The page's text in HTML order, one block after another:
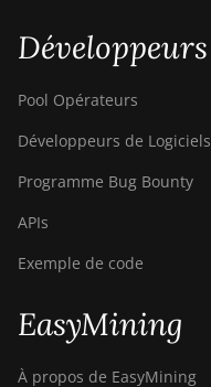
BITMAIN
XP+ Hyd
AntMiner S19j
BITMAIN
BITMAIN
AntMiner S19j
Développeurs
Pool Opérateurs
Développeurs de Logiciels
Programme Bug Bounty
APIs
Exemple de code
EasyMining
À propos de EasyMining